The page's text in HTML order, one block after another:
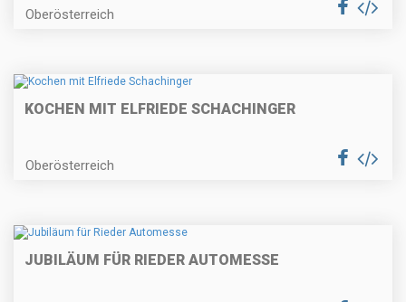
Oberösterreich
KOCHEN MIT ELFRIEDE SCHACHINGER
Oberösterreich
JUBILÄUM FÜR RIEDER AUTOMESSE